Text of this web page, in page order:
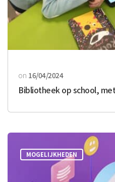
on 16/04/2024
Bibliotheek op school,
MOGELIJKHEDEN